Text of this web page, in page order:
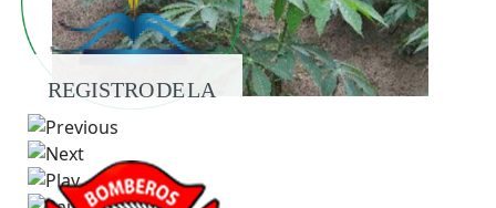
REGISTRO DE LA
PROPIEDAD